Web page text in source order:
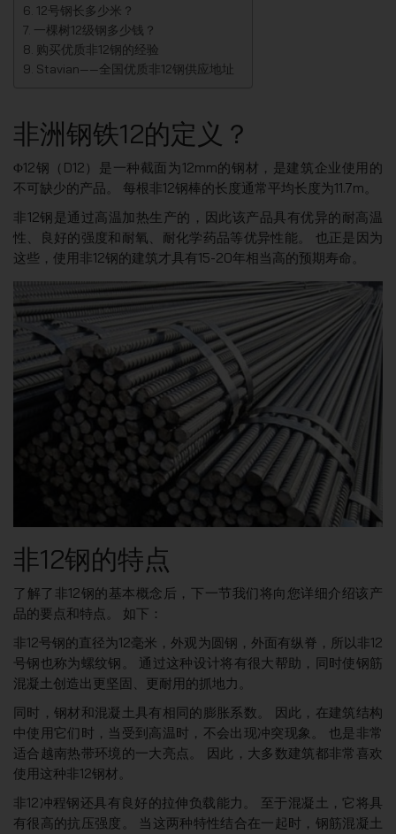
12号钢长多少米？
一棵树12级钢多少钱？
购买优质非12钢的经验
Stavian——全国优质非12钢供应地址
非洲钢铁12的定义？
Φ12钢（D12）是一种截面为12mm的钢材，是建筑企业使用的
不可缺少的产品。 每根非12钢棒的长度通常平均长度为11.7m。
非12钢是通过高温加热生产的，因此该产品具有优异的耐高温
性、良好的强度和耐氧、耐化学药品等优异性能。 也正是因为
这些，使用非12钢的建筑才具有15-20年相当高的预期寿命。
非12钢的特点
了解了非12钢的基本概念后，下一节我们将向您详细介绍该产
品的要点和特点。 如下：
非12号钢的直径为12毫米，外观为圆钢，外面有纵脊，所以非12
号钢也称为螺纹钢。 通过这种设计将有很大帮助，同时使钢筋
混凝土创造出更坚固、更耐用的抓地力。
同时，钢材和混凝土具有相同的膨胀系数。 因此，在建筑结构
中使用它们时，当受到高温时，不会出现冲突现象。 也是非常
适合越南热带环境的一大亮点。 因此，大多数建筑都非常喜欢
使用这种非12钢材。
非12冲程钢还具有良好的拉伸负载能力。 至于混凝土，它将具
有很高的抗压强度。 当这两种特性结合在一起时，钢筋混凝土